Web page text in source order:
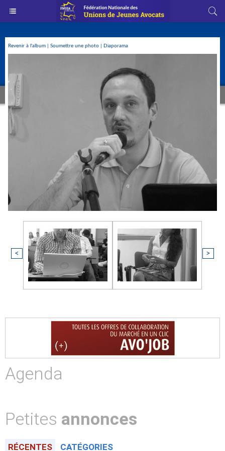
Revenir à l'album Soumettre une photo Diaporama
< >
Agenda
Petites annonces
RÉCENTES CATÉGORIES